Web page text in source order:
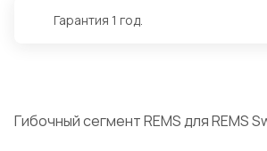
Гарантия 1 год.
Гибочный сегмент REMS для REMS